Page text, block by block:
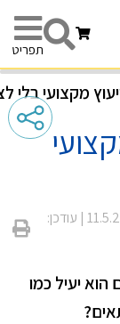
תפריט
מקצועי
| עודכן:
יעיל כמו